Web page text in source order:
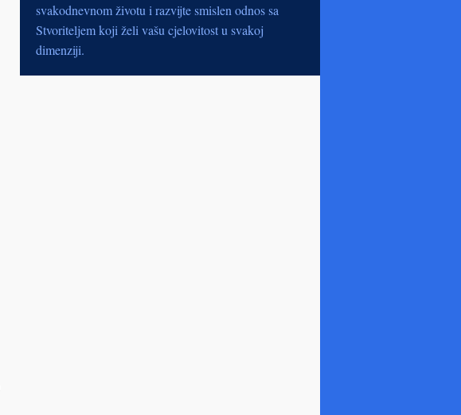
svakodnevnom životu i razvijte smislen odnos sa
Stvoriteljem koji želi vašu cjelovitost u svakoj
dimenziji.